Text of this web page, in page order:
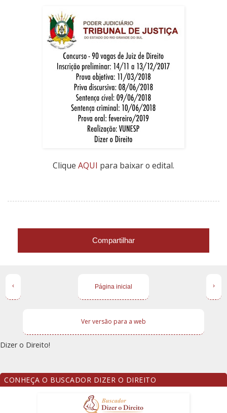
Clique AQUI para baixar o edital.
Compartilhar
‹ ›
Página inicial
Ver versão para a web
Dizer o Direito!
CONHEÇA O BUSCADOR DIZER O DIREITO